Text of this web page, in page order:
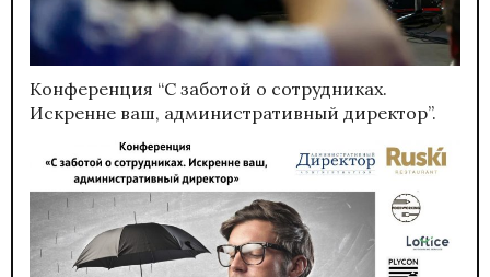
Конференция “С заботой о сотрудниках.
Искренне ваш, административный директор”.